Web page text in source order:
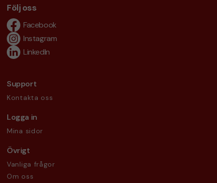
Följ oss
Facebook
Instagram
LinkedIn
Support
Kontakta oss
Logga in
Mina sidor
Övrigt
Vanliga frågor
Om oss